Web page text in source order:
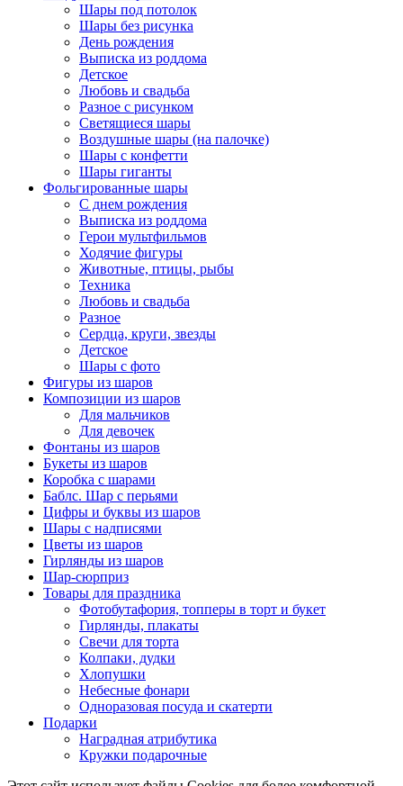
Шары под потолок
Шары без рисунка
День рождения
Выписка из роддома
Детское
Любовь и свадьба
Разное с рисунком
Светящиеся шары
Воздушные шары (на палочке)
Шары с конфетти
Шары гиганты
Фольгированные шары
С днем рождения
Выписка из роддома
Герои мультфильмов
Ходячие фигуры
Животные, птицы, рыбы
Техника
Любовь и свадьба
Разное
Сердца, круги, звезды
Детское
Шары с фото
Фигуры из шаров
Композиции из шаров
Для мальчиков
Для девочек
Фонтаны из шаров
Букеты из шаров
Коробка с шарами
Баблс. Шар с перьями
Цифры и буквы из шаров
Шары с надписями
Цветы из шаров
Гирлянды из шаров
Шар-сюрприз
Товары для праздника
Фотобутафория, топперы в торт и букет
Гирлянды, плакаты
Свечи для торта
Колпаки, дудки
Хлопушки
Небесные фонари
Одноразовая посуда и скатерти
Подарки
Наградная атрибутика
Кружки подарочные